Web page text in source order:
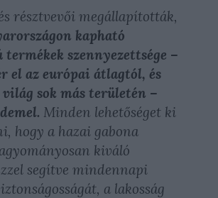
résztvevői megállapították,
kapható
termékek szennyezettsége –
el az európai átlagtól, és
sok más területén –
Minden lehetőséget ki
hogy a hazai gabona
kiváló
segítve mindennapi
a lakosság